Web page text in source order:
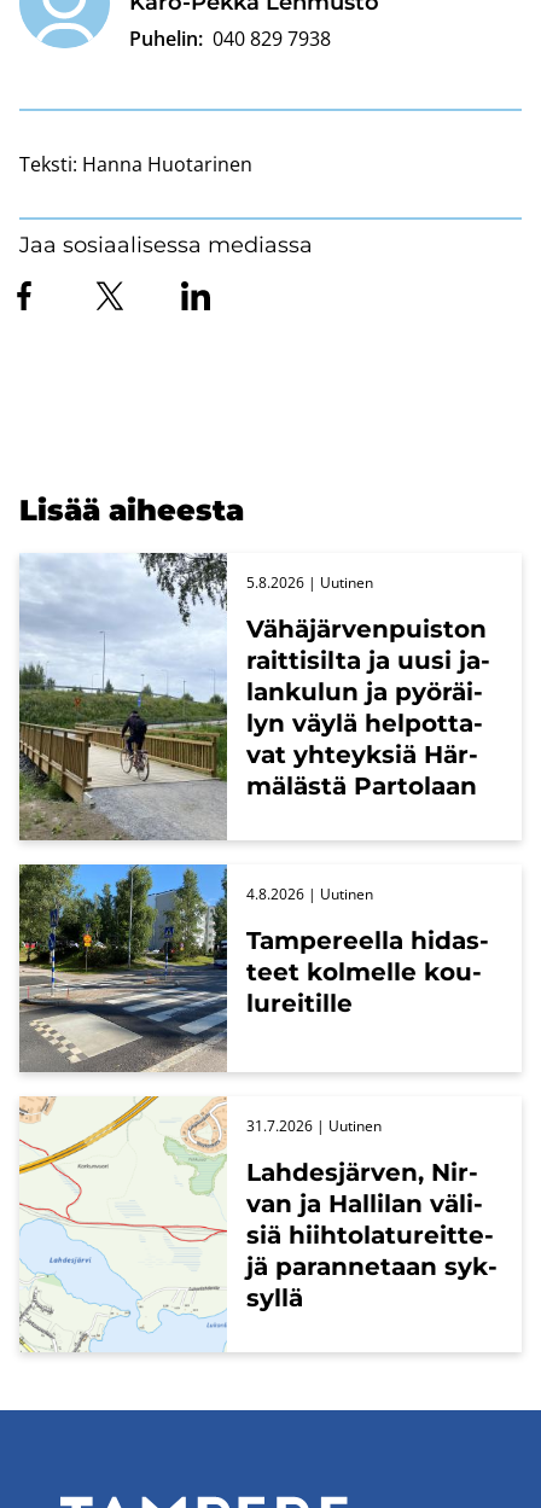
Puhelin: 040 829 7938
Teksti: Hanna Huotarinen
Jaa sosiaalisessa mediassa
Lisää ai­hees­ta
Vä­hä­jär­ven­puis­ton
rait­ti­sil­ta ja uusi ja­
lan­ku­lun ja pyö­räi­
lyn väylä hel­pot­ta­
vat yh­teyk­siä Här­
mä­läs­tä Par­to­laan
5.8.2026 | Uu­ti­nen
Tam­pe­reel­la hi­das­
teet kol­mel­le kou­
lu­rei­til­le
4.8.2026 | Uu­ti­nen
Lah­des­jär­ven, Nir­
van ja Hal­li­lan vä­li­
siä hiih­to­la­tu­reit­te­
jä pa­ran­ne­taan syk­
syl­lä
31.7.2026 | Uu­ti­nen